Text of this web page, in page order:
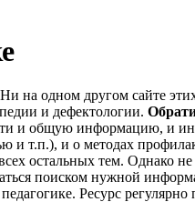
на одном другом сайте
и дефектологии.
и общую информацию, и
и т.п.), и о методах
остальных тем. Однако не
поиском нужной
Ресурс регулярно